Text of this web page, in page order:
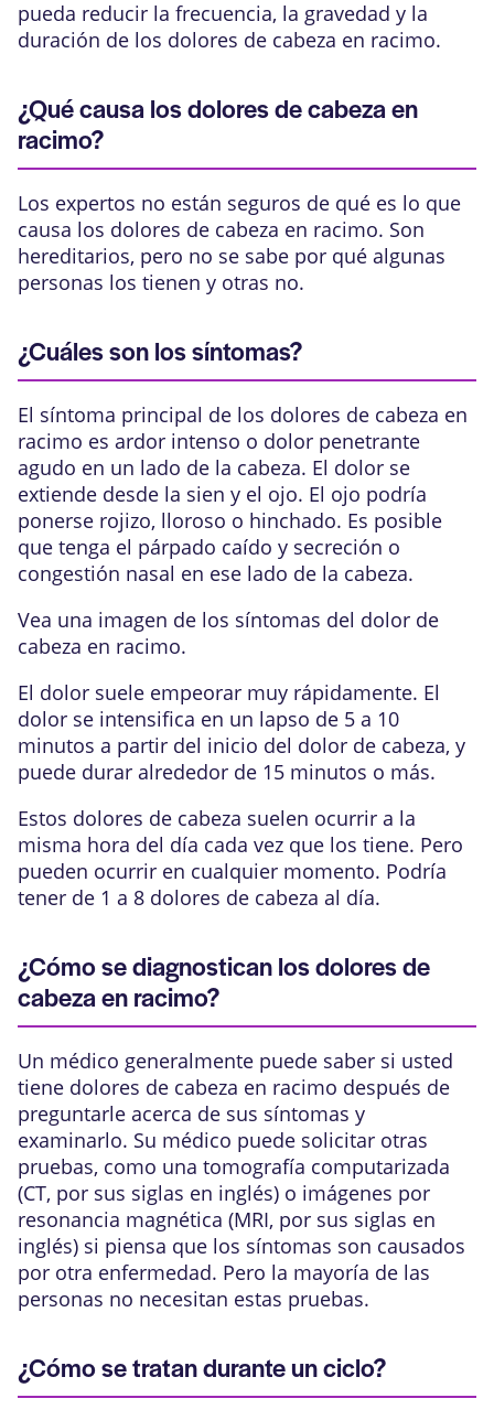
pueda reducir la frecuencia, la gravedad y la
duración de los dolores de cabeza en racimo.
¿Qué causa los dolores de cabeza en
racimo?
Los expertos no están seguros de qué es lo que
causa los dolores de cabeza en racimo. Son
hereditarios, pero no se sabe por qué algunas
personas los tienen y otras no.
¿Cuáles son los síntomas?
El síntoma principal de los dolores de cabeza en
racimo es ardor intenso o dolor penetrante
agudo en un lado de la cabeza. El dolor se
extiende desde la sien y el ojo. El ojo podría
ponerse rojizo, lloroso o hinchado. Es posible
que tenga el párpado caído y secreción o
congestión nasal en ese lado de la cabeza.
Vea una imagen de los síntomas del dolor de
cabeza en racimo.
El dolor suele empeorar muy rápidamente. El
dolor se intensifica en un lapso de 5 a 10
minutos a partir del inicio del dolor de cabeza, y
puede durar alrededor de 15 minutos o más.
Estos dolores de cabeza suelen ocurrir a la
misma hora del día cada vez que los tiene. Pero
pueden ocurrir en cualquier momento. Podría
tener de 1 a 8 dolores de cabeza al día.
¿Cómo se diagnostican los dolores de
cabeza en racimo?
Un médico generalmente puede saber si usted
tiene dolores de cabeza en racimo después de
preguntarle acerca de sus síntomas y
examinarlo. Su médico puede solicitar otras
pruebas, como una tomografía computarizada
(CT, por sus siglas en inglés) o imágenes por
resonancia magnética (MRI, por sus siglas en
inglés) si piensa que los síntomas son causados
por otra enfermedad. Pero la mayoría de las
personas no necesitan estas pruebas.
¿Cómo se tratan durante un ciclo?